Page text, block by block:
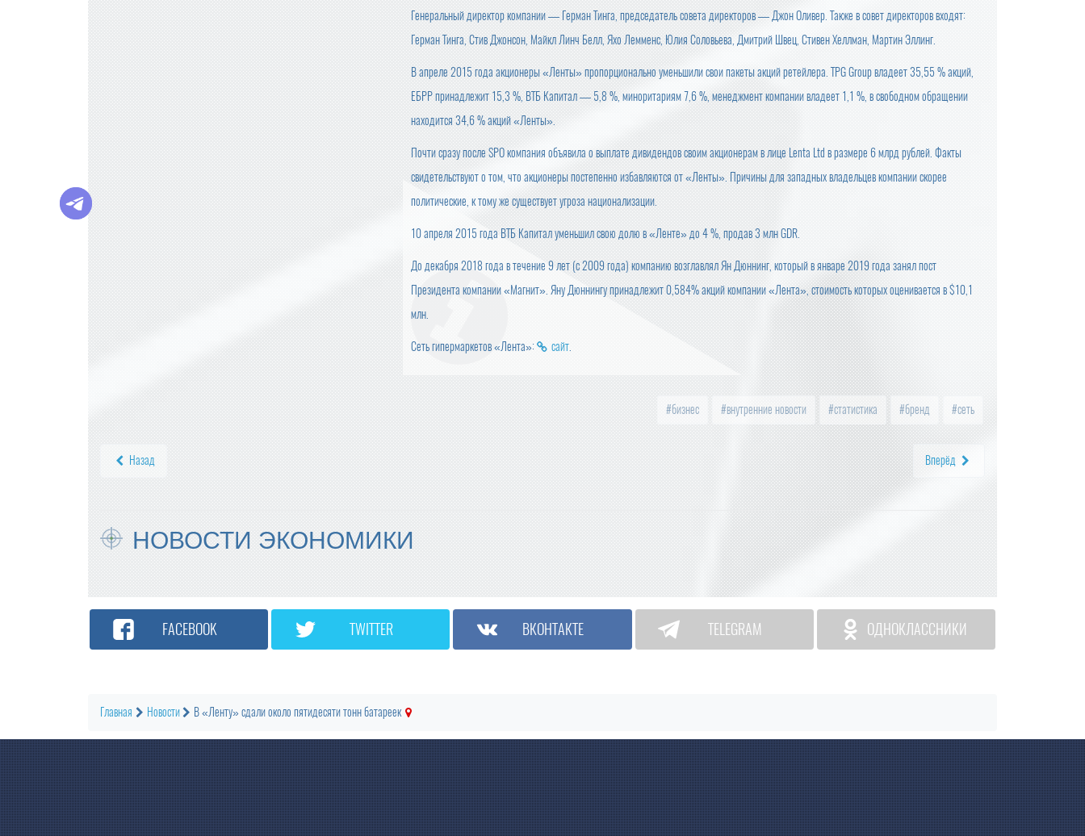
Генеральный директор компании — Герман Тинга, председатель совета директоров — Джон Оливер. Также в совет директоров входят:
Герман Тинга, Стив Джонсон, Майкл Линч Белл, Яхо Лемменс, Юлия Соловьева, Дмитрий Швец, Стивен Хеллман, Мартин Эллинг.
В апреле 2015 года акционеры «Ленты» пропорционально уменьшили свои пакеты акций ретейлера. TPG Group владеет 35,55 % акций,
ЕБРР принадлежит 15,3 %, ВТБ Капитал — 5,8 %, миноритариям 7,6 %, менеджмент компании владеет 1,1 %, в свободном обращении
находится 34,6 % акций «Ленты».
Почти сразу после SPO компания объявила о выплате дивидендов своим акционерам в лице Lenta Ltd в размере 6 млрд рублей. Факты
свидетельствуют о том, что акционеры постепенно избавляются от «Ленты». Причины для западных владельцев компании скорее
политические, к тому же существует угроза национализации.
10 апреля 2015 года ВТБ Капитал уменьшил свою долю в «Ленте» до 4 %, продав 3 млн GDR.
До декабря 2018 года в течение 9 лет (с 2009 года) компанию возглавлял Ян Дюннинг, который в январе 2019 года занял пост
Президента компании «Магнит». Яну Дюннингу принадлежит 0,584% акций компании «Лента», стоимость которых оценивается в $10,1
млн.
Сеть гипермаркетов «Лента»: сайт
бизнес внутренние новости статистика бренд сеть
Назад Вперёд
НОВОСТИ ЭКОНОМИКИ
FACEBOOK TWITTER ВКОНТАКТЕ TELEGRAM ОДНОКЛАССНИКИ
Главная Новости В «Ленту» сдали около пятидесяти тонн батареек